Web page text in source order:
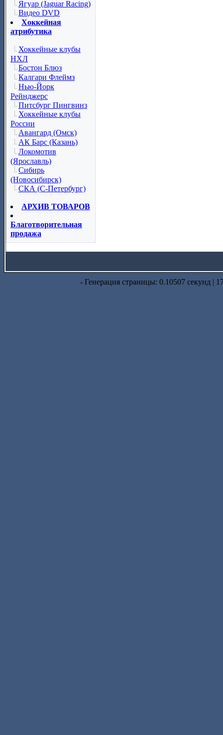
Ягуар (Jaguar Racing)
Видео DVD
Хоккейная
атрибутика
Хоккейные клубы
НХЛ
Бостон Блюз
Калгари Флеймз
Нью-Йорк
Рейнджерс
Питсбург Пингвинз
Хоккейные клубы
России
Авангард (Омск)
АК Барс (Казань)
Локомотив
(Ярославль)
Сибирь
(Новосибирск)
СКА (С-Петербург)
АРХИВ ТОВАРОВ
Благотворительная
продажа
- Генерация страницы: 0.10507 секунд |